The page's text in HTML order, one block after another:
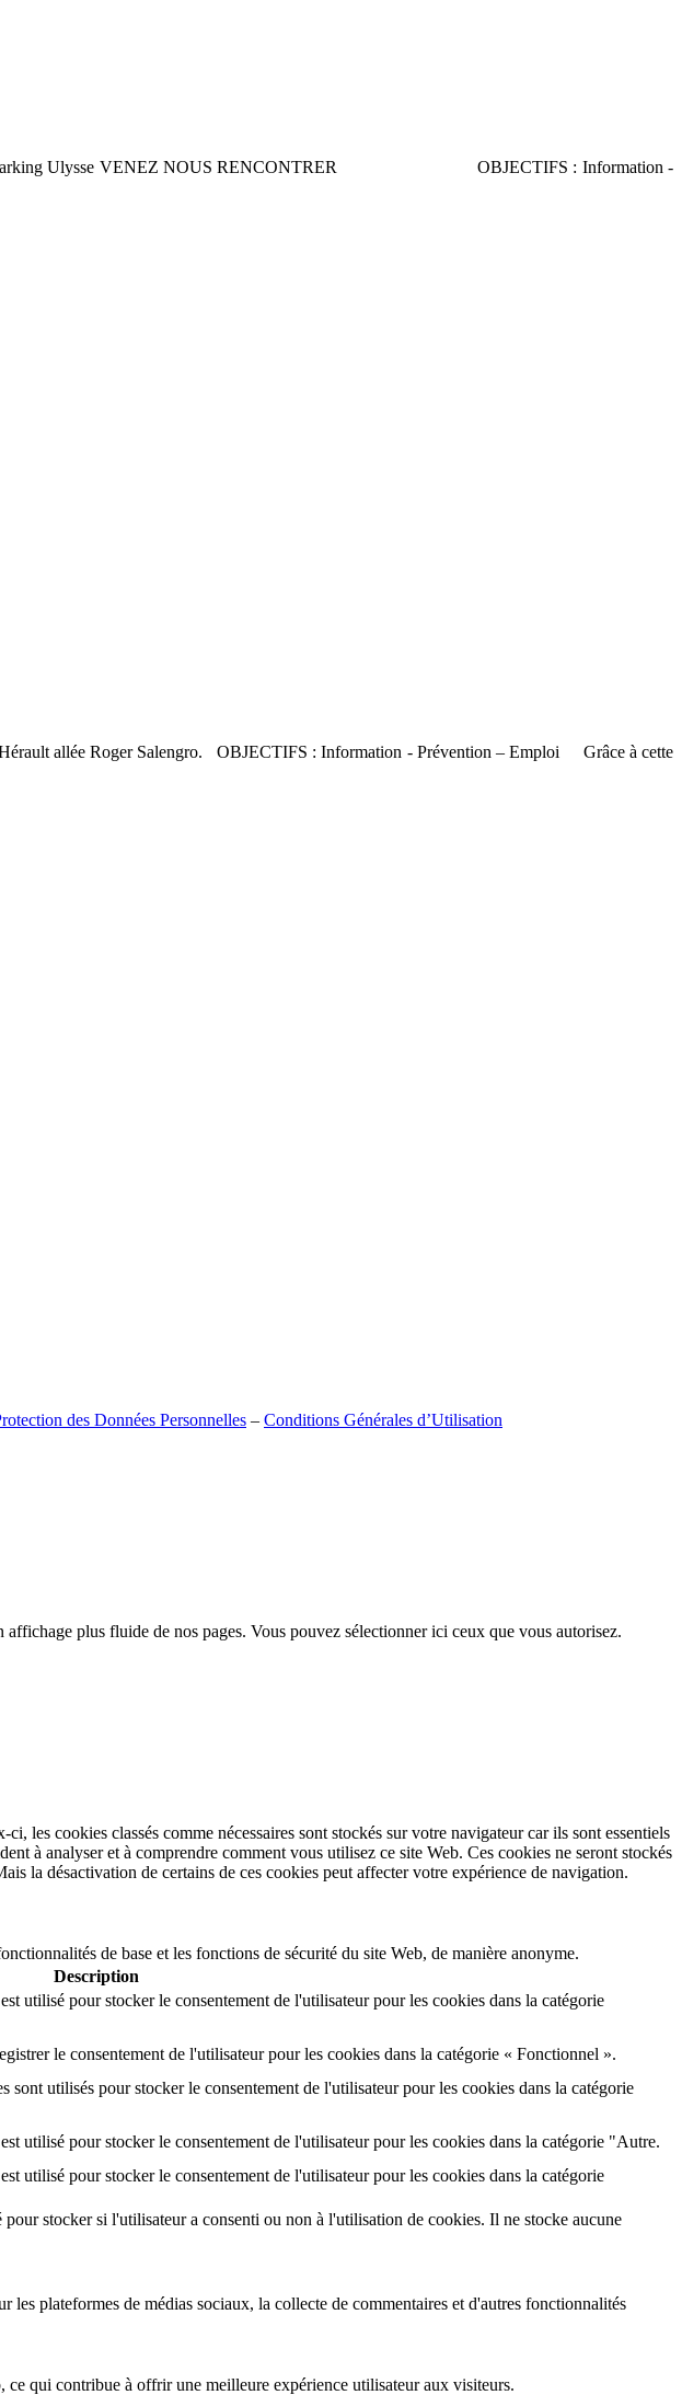
parking Ulysse VENEZ NOUS RENCONTRER OBJECTIFS : Information -
allée Roger Salengro. OBJECTIFS : Information - Prévention – Emploi Grâce à cette
des Données Personnelles – Conditions Générales d’Utilisation
plus fluide de nos pages. Vous pouvez sélectionner ici ceux que vous autorisez.
les cookies classés comme nécessaires sont stockés sur votre navigateur car ils sont essentiels
à analyser et à comprendre comment vous utilisez ce site Web. Ces cookies ne seront stockés
la désactivation de certains de ces cookies peut affecter votre expérience de navigation.
de base et les fonctions de sécurité du site Web, de manière anonyme.
Description
utilisé pour stocker le consentement de l'utilisateur pour les cookies dans la catégorie
le consentement de l'utilisateur pour les cookies dans la catégorie « Fonctionnel ».
utilisés pour stocker le consentement de l'utilisateur pour les cookies dans la catégorie
utilisé pour stocker le consentement de l'utilisateur pour les cookies dans la catégorie "Autre.
utilisé pour stocker le consentement de l'utilisateur pour les cookies dans la catégorie
stocker si l'utilisateur a consenti ou non à l'utilisation de cookies. Il ne stocke aucune
plateformes de médias sociaux, la collecte de commentaires et d'autres fonctionnalités
qui contribue à offrir une meilleure expérience utilisateur aux visiteurs.